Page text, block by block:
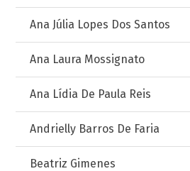
Ana Júlia Lopes Dos Santos
Ana Laura Mossignato
Ana Lídia De Paula Reis
Andrielly Barros De Faria
Beatriz Gimenes